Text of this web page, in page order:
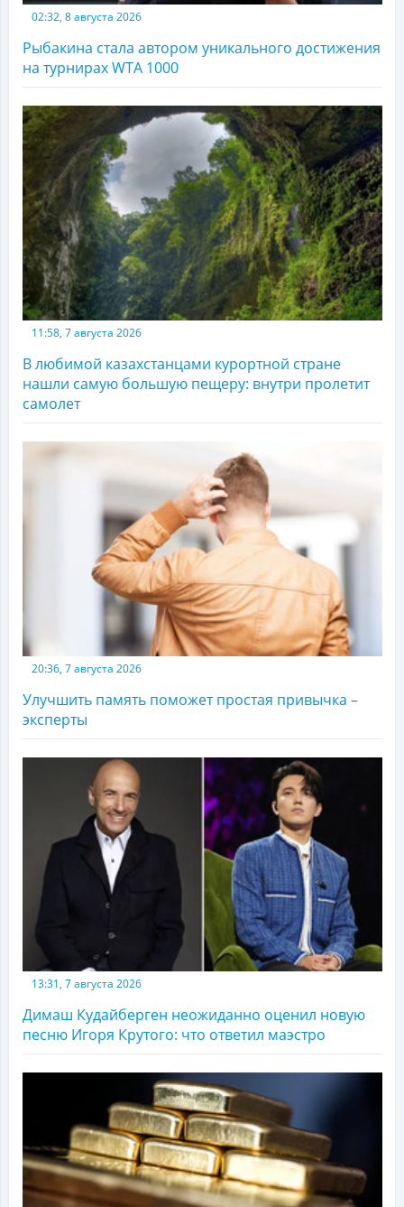
02:32, 8 августа 2026
Рыбакина стала автором уникального достижения
на турнирах WTA 1000
11:58, 7 августа 2026
В любимой казахстанцами курортной стране
нашли самую большую пещеру: внутри пролетит
самолет
20:36, 7 августа 2026
Улучшить память поможет простая привычка –
эксперты
13:31, 7 августа 2026
Димаш Кудайберген неожиданно оценил новую
песню Игоря Крутого: что ответил маэстро